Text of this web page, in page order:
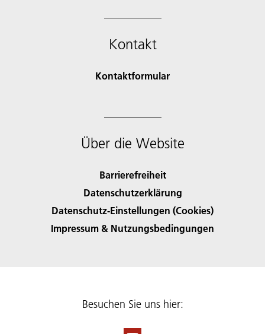
Kontakt
Kontaktformular
Über die Website
Barrierefreiheit
Datenschutzerklärung
Datenschutz-Einstellungen (Cookies)
Impressum & Nutzungsbedingungen
Besuchen Sie uns hier: